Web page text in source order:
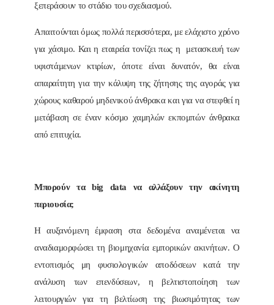
ξεπεράσουν το στάδιο του σχεδιασμού.
Απαιτούνται όμως πολλά περισσότερα, με ελάχιστο χρόνο
για χάσιμο. Και η εταιρεία τονίζει πως η μετασκευή των
υφιστάμενων κτιρίων, όποτε είναι δυνατόν, θα είναι
απαραίτητη για την κάλυψη της ζήτησης της αγοράς για
χώρους καθαρού μηδενικού άνθρακα και για να στεφθεί η
μετάβαση σε έναν κόσμο χαμηλών εκπομπών άνθρακα
από επιτυχία.
Μπορούν τα big data να αλλάξουν την ακίνητη
περιουσία;
Η αυξανόμενη έμφαση στα δεδομένα αναμένεται να
αναδιαμορφώσει τη βιομηχανία εμπορικών ακινήτων. Ο
εντοπισμός μη φυσιολογικών αποδόσεων κατά την
ανάλυση των επενδύσεων, η βελτιστοποίηση των
λειτουργιών για τη βελτίωση της βιωσιμότητας των